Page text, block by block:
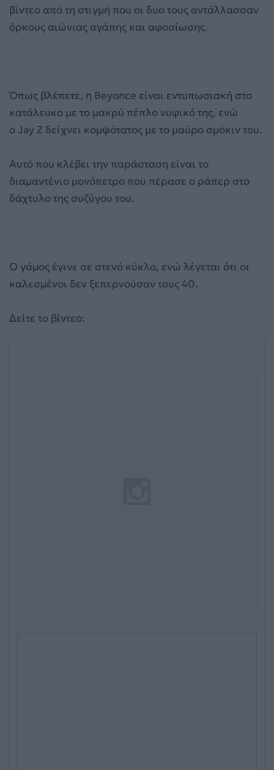
βίντεο από τη στιγμή που οι δυο τους αντάλλασσαν
όρκους αιώνιας αγάπης και αφοσίωσης.
Όπως βλέπετε, η Beyonce είναι εντυπωσιακή στο
κατάλευκο με το μακρύ πέπλο νυφικό της, ενώ
ο Jay Z δείχνει κομψότατος με το μαύρο σμόκιν του.
Αυτό που κλέβει την παράσταση είναι το
διαμαντένιο μονόπετρο που πέρασε ο ράπερ στο
δάχτυλο της συζύγου του.
Ο γάμος έγινε σε στενό κύκλο, ενώ λέγεται ότι οι
καλεσμένοι δεν ξεπερνούσαν τους 40.
Δείτε το βίντεο: